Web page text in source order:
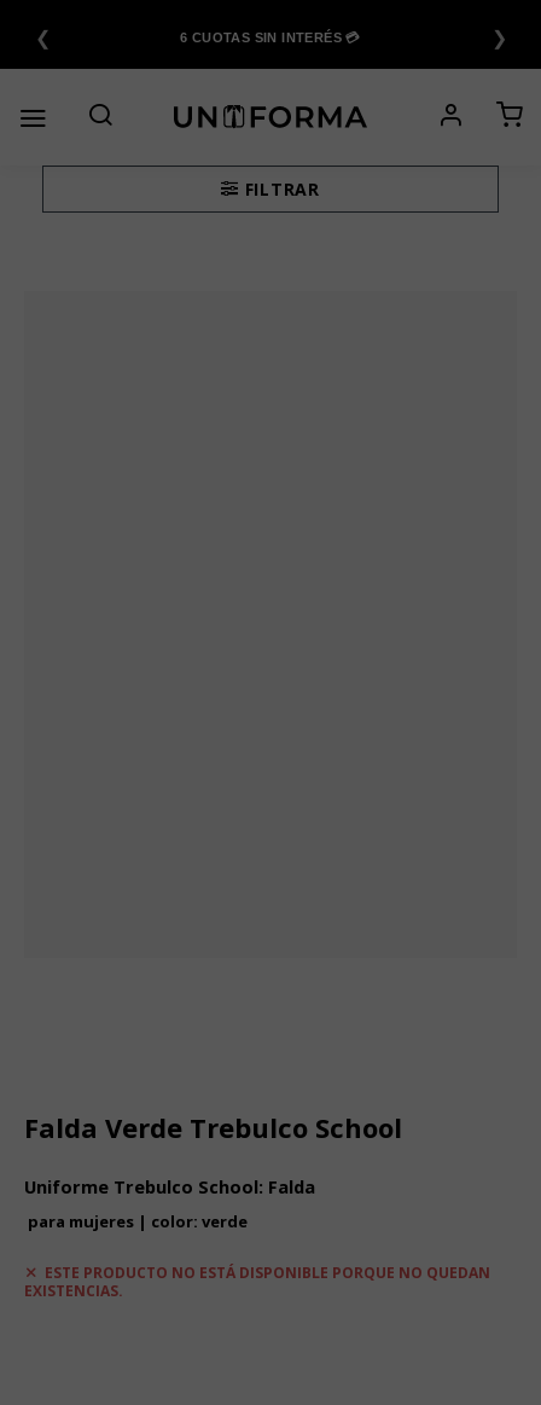
contenido
❮ 6 CUOTAS SIN INTERÉS 💳 ❯
FILTRAR
Falda Verde Trebulco School
Uniforme Trebulco School: Falda
para mujeres | color: verde
ESTE PRODUCTO NO ESTÁ DISPONIBLE PORQUE NO QUEDAN
EXISTENCIAS.